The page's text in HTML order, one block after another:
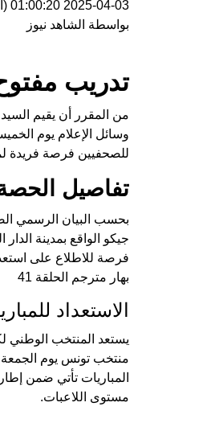
2025-04-03 01:00:20
بواسطة الشاهد نيوز
تدريب
من المقرر أن يقيم
للصحفيين فرصة فريدة
تفاصيل الحصة
بحسب البيان الرسمي
جيكو الواقع بمدينة
فرصة للاطلاع على
بهار مترجم الحلقة 41
الاستعداد
يستعد المنتخب الوطني
المباريات تأتي ضمن
مستوى اللاعبات.